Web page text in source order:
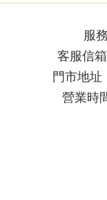
服
客服信
門市地址
營業時